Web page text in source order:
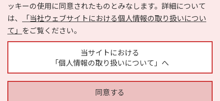
ッキーの使用に同意されたものとみなします。詳細について
は、
「当社ウェブサイトにおける個人情報の取り扱いについ
て」 をご覧ください。
当サイトにおける
「個人情報の取り扱いについて」へ
同意する
利用規約
個人情報の取り扱いについて
運営会社
サイトマップ
広告掲載に関するお問い合わせ